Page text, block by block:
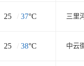
25 / 37°C 三里
25 / 38°C 中云